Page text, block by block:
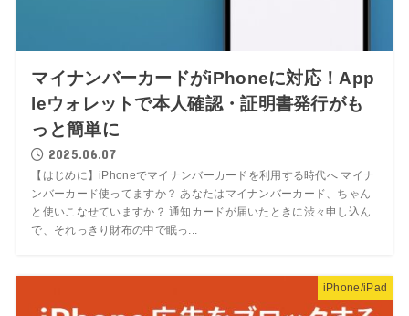
マイナンバーカードがiPhoneに対応！App
leウォレットで本人確認・証明書発行がも
っと簡単に
2025.06.07
【はじめに】iPhoneでマイナンバーカードを利用する時代へ マイナ
ンバーカード使ってますか？ あなたはマイナンバーカード、ちゃん
と使いこなせていますか？ 通知カードが届いたときに渋々申し込ん
で、それっきり財布の中で眠っ...
iPhone/iPad